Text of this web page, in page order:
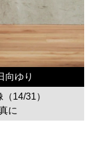
向ゆり
14/31）
に